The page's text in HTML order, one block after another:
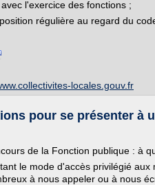
l'exercice des fonctions ;
régulière au regard du
locales.gouv.fr
pour se présenter à
de la Fonction publique : à
le mode d'accès privilégié
à nous appeler ou à nous